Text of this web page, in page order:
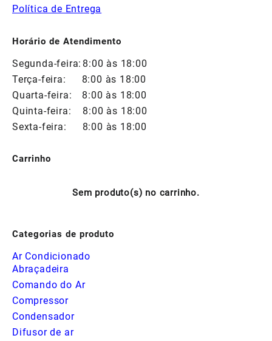
Política de Entrega
Horário de Atendimento
Segunda-feira: 8:00 às 18:00
Terça-feira:
8:00 às 18:00
Quarta-feira:
8:00 às 18:00
Quinta-feira:
8:00 às 18:00
Sexta-feira:
8:00 às 18:00
Carrinho
Sem produto(s) no carrinho.
Categorias de produto
Ar Condicionado
Abraçadeira
Comando do Ar
Compressor
Condensador
Difusor de ar